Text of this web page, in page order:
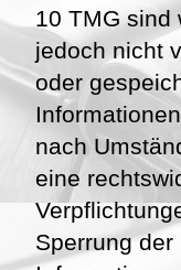
10 TMG sind
jedoch nicht
oder
nach
eine
Sperrung